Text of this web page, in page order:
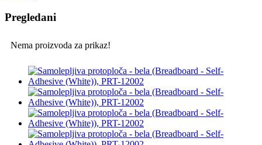
Pregledani
Nema proizvoda za prikaz!